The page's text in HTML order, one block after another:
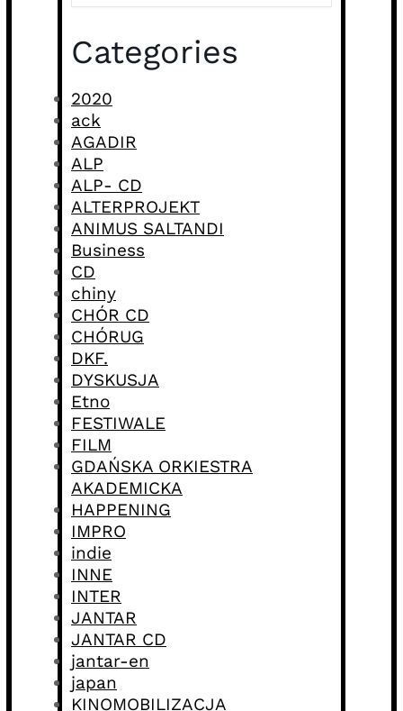
Categories
2020
ack
AGADIR
ALP
ALP- CD
ALTERPROJEKT
ANIMUS SALTANDI
Business
CD
chiny
CHÓR CD
CHÓRUG
DKF.
DYSKUSJA
Etno
FESTIWALE
FILM
GDAŃSKA ORKIESTRA
AKADEMICKA
HAPPENING
IMPRO
indie
INNE
INTER
JANTAR
JANTAR CD
jantar-en
japan
KINOMOBILIZACJA